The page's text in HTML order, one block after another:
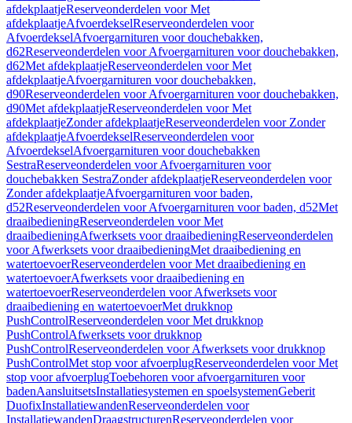
afdekplaatjeReserveonderdelen voor Met
afdekplaatjeAfvoerdekselReserveonderdelen voor
AfvoerdekselAfvoergarnituren voor douchebakken,
d62Reserveonderdelen voor Afvoergarnituren voor douchebakken,
d62Met afdekplaatjeReserveonderdelen voor Met
afdekplaatjeAfvoergarnituren voor douchebakken,
d90Reserveonderdelen voor Afvoergarnituren voor douchebakken,
d90Met afdekplaatjeReserveonderdelen voor Met
afdekplaatjeZonder afdekplaatjeReserveonderdelen voor Zonder
afdekplaatjeAfvoerdekselReserveonderdelen voor
AfvoerdekselAfvoergarnituren voor douchebakken
SestraReserveonderdelen voor Afvoergarnituren voor
douchebakken SestraZonder afdekplaatjeReserveonderdelen voor
Zonder afdekplaatjeAfvoergarnituren voor baden,
d52Reserveonderdelen voor Afvoergarnituren voor baden, d52Met
draaibedieningReserveonderdelen voor Met
draaibedieningAfwerksets voor draaibedieningReserveonderdelen
voor Afwerksets voor draaibedieningMet draaibediening en
watertoevoerReserveonderdelen voor Met draaibediening en
watertoevoerAfwerksets voor draaibediening en
watertoevoerReserveonderdelen voor Afwerksets voor
draaibediening en watertoevoerMet drukknop
PushControlReserveonderdelen voor Met drukknop
PushControlAfwerksets voor drukknop
PushControlReserveonderdelen voor Afwerksets voor drukknop
PushControlMet stop voor afvoerplugReserveonderdelen voor Met
stop voor afvoerplugToebehoren voor afvoergarnituren voor
badenAansluitsetsInstallatiesystemen en spoelsystemenGeberit
DuofixInstallatiewandenReserveonderdelen voor
InstallatiewandenDraagstructurenReserveonderdelen voor